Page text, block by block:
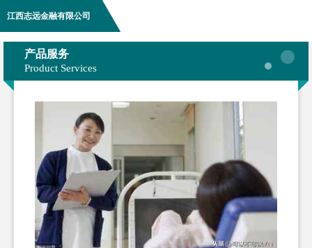
江西志远金融有限公司
产品服务
Product Services